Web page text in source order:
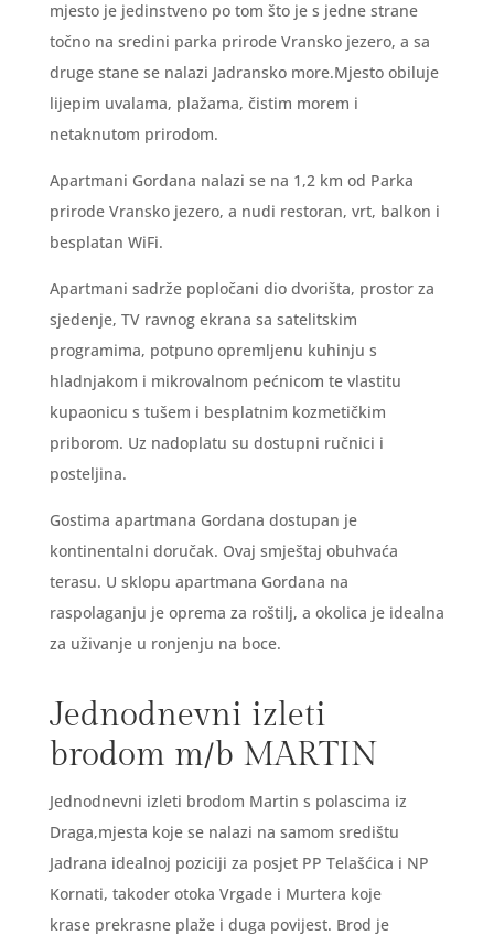
mjesto je jedinstveno po tom što je s jedne strane
točno na sredini parka prirode Vransko jezero, a sa
druge stane se nalazi Jadransko more.Mjesto obiluje
lijepim uvalama, plažama, čistim morem i
netaknutom prirodom.
Apartmani Gordana nalazi se na 1,2 km od Parka
prirode Vransko jezero, a nudi restoran, vrt, balkon i
besplatan WiFi.
Apartmani sadrže popločani dio dvorišta, prostor za
sjedenje, TV ravnog ekrana sa satelitskim
programima, potpuno opremljenu kuhinju s
hladnjakom i mikrovalnom pećnicom te vlastitu
kupaonicu s tušem i besplatnim kozmetičkim
priborom. Uz nadoplatu su dostupni ručnici i
posteljina.
Gostima apartmana Gordana dostupan je
kontinentalni doručak. Ovaj smještaj obuhvaća
terasu. U sklopu apartmana Gordana na
raspolaganju je oprema za roštilj, a okolica je idealna
za uživanje u ronjenju na boce.
Jednodnevni izleti
brodom m/b MARTIN
Jednodnevni izleti brodom Martin s polascima iz
Draga,mjesta koje se nalazi na samom središtu
Jadrana idealnoj poziciji za posjet PP Telašćica i NP
Kornati, takoder otoka Vrgade i Murtera koje
krase prekrasne plaže i duga povijest. Brod je